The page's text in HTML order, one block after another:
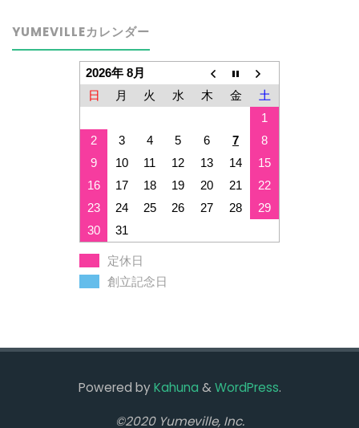
YUMEVILLEカレンダー
2026年 8月
日
月 火 水 木 金
土
1
2
3 4 5 6 7
8
9
10 11 12 13 14
15
16
17 18 19 20 21
22
23
24 25 26 27 28
29
30
31
定休日
創立記念日
Powered byKahuna &WordPress.
©2020 Yumeville, Inc.